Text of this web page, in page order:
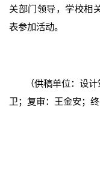
关部门领导，学校相
表参加活动。
（供稿单位：设
卫；复审：王金安；